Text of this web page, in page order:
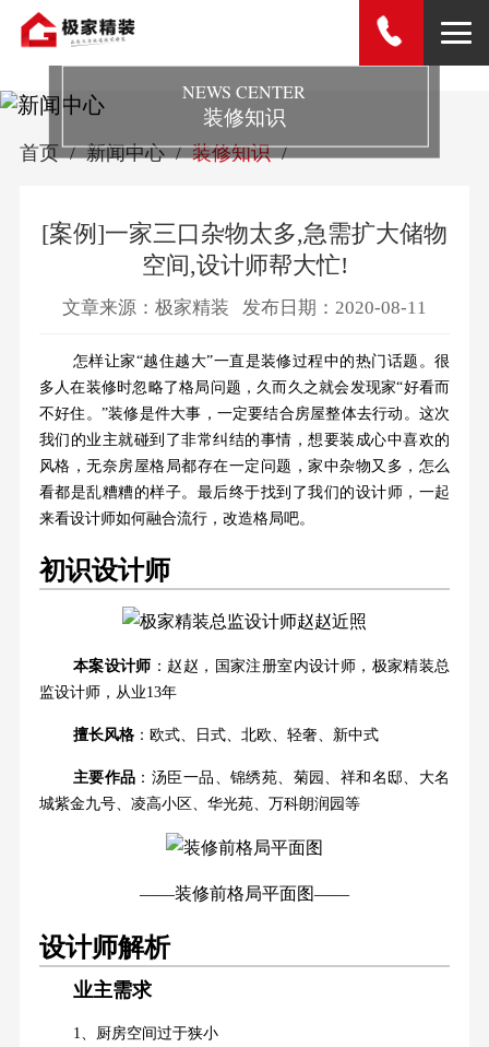
NEWS CENTER
装修知识
首页 新闻中心 装修知识
[案例]一家三口杂物太多,急需扩大储物
空间,设计师帮大忙!
文章来源：极家精装 发布日期：2020-08-11
怎样让家“越住越大”一直是装修过程中的热门话题。很
多人在装修时忽略了格局问题，久而久之就会发现家“好看而
不好住。”装修是件大事，一定要结合房屋整体去行动。这次
我们的业主就碰到了非常纠结的事情，想要装成心中喜欢的
风格，无奈房屋格局都存在一定问题，家中杂物又多，怎么
看都是乱糟糟的样子。最后终于找到了我们的设计师，一起
来看设计师如何融合流行，改造格局吧。
初识设计师
本案设计师 ：赵赵， 国家注册室内设计师， 极家精装总
监设计师，从业13年
擅长风格：欧式、日式、北欧、轻奢、新中式
主要作品 ：汤臣一品、锦绣苑、菊园、祥和名邸、大名
城紫金九号、凌高小区、华光苑、万科朗润园等
——装修前格局平面图——
设计师解析
业主需求
1、厨房空间过于狭小